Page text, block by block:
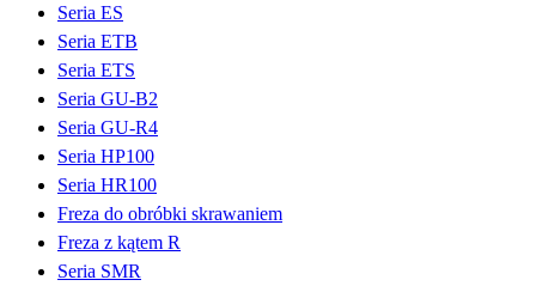
Seria ES
Seria ETB
Seria ETS
Seria GU-B2
Seria GU-R4
Seria HP100
Seria HR100
Freza do obróbki skrawaniem
Freza z kątem R
Seria SMR